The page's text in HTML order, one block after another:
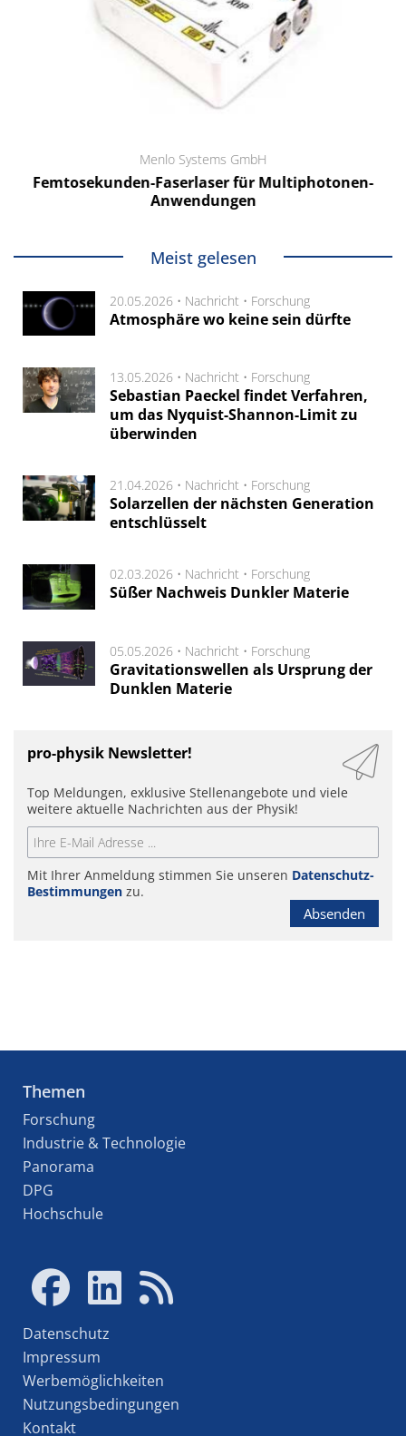
Menlo Systems GmbH
Femtosekunden-Faserlaser für Multiphotonen-
Anwendungen
Meist gelesen
20.05.2026 • Nachricht • Forschung
Atmosphäre wo keine sein dürfte
13.05.2026 • Nachricht • Forschung
Sebastian Paeckel findet Verfahren,
um das Nyquist-Shannon-Limit zu
überwinden
21.04.2026 • Nachricht • Forschung
Solarzellen der nächsten Generation
entschlüsselt
02.03.2026 • Nachricht • Forschung
Süßer Nachweis Dunkler Materie
05.05.2026 • Nachricht • Forschung
Gravitationswellen als Ursprung der
Dunklen Materie
pro-physik Newsletter!
Top Meldungen, exklusive Stellenangebote und viele
weitere aktuelle Nachrichten aus der Physik!
Mit Ihrer Anmeldung stimmen Sie unseren Datenschutz-
Bestimmungen zu.
Absenden
Themen
Forschung
Industrie & Technologie
Panorama
DPG
Hochschule
Datenschutz
Impressum
Werbemöglichkeiten
Nutzungsbedingungen
Kontakt